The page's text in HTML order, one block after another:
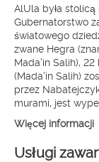
AlUla była
Gubernatorstwo
światowego
zwane Hegra
Mada'in Salih), 22
(Mada'in Salih)
przez
murami, jest
Więcej informacji
Usługi